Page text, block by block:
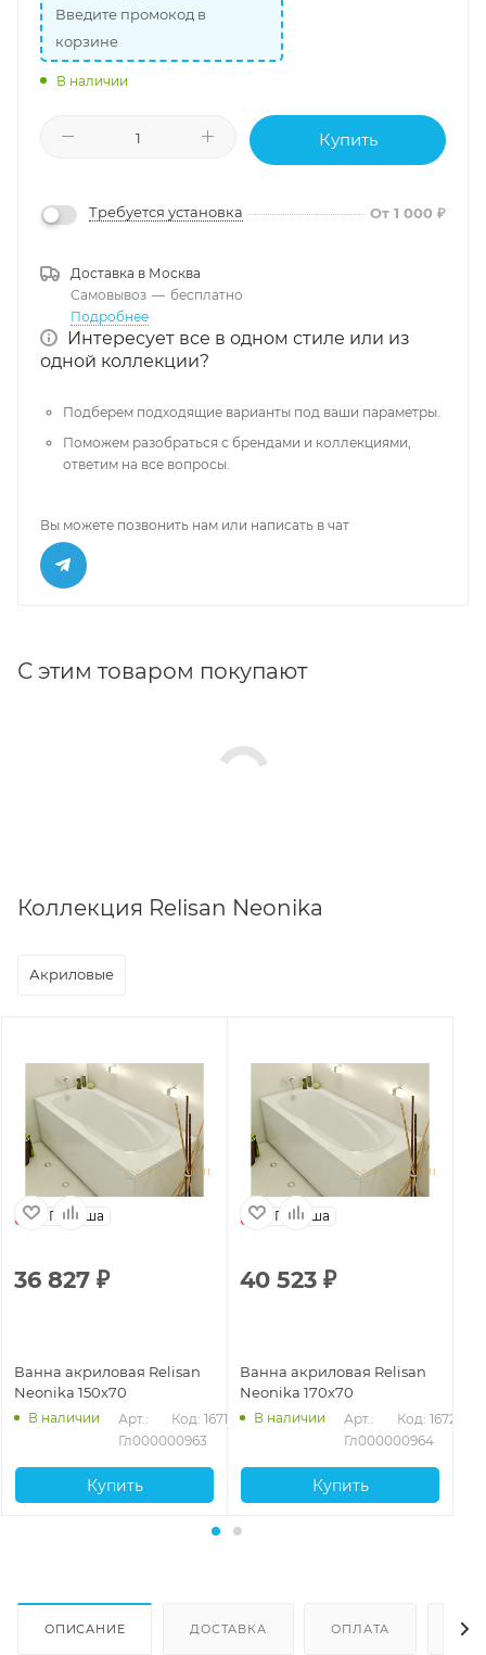
Введите промокод в
корзине
В наличии
Купить
Требуется установка От 1 000 ₽
Доставка в Москва
Самовывоз — бесплатно
Подробнее
Интересует все в одном стиле или из
одной коллекции?
Подберем подходящие варианты под ваши параметры.
Поможем разобраться с брендами и коллекциями,
ответим на все вопросы.
Вы можете позвонить нам или написать в чат
С этим товаром покупают
Коллекция Relisan Neonika
Акриловые
Польша
36 827 ₽
Ванна акриловая Relisan
Neonika 150x70
В наличии
Арт.:
Гл000000963
Код: 16718
Купить
Польша
40 523 ₽
Ванна акриловая Relisan
Neonika 170x70
В наличии
Арт.:
Гл000000964
Код: 16720
Купить
ОПИСАНИЕ ДОСТАВКА ОПЛАТА